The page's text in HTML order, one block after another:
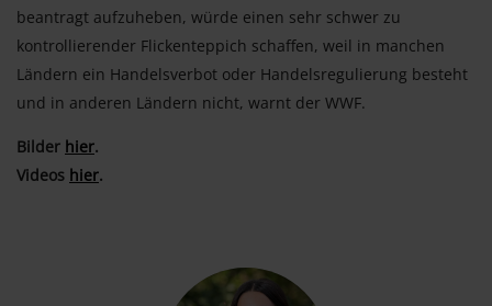
beantragt aufzuheben, würde einen sehr schwer zu
kontrollierender Flickenteppich schaffen, weil in manchen
Ländern ein Handelsverbot oder Handelsregulierung besteht
und in anderen Ländern nicht, warnt der WWF.
Bilder hier.
Videos hier.